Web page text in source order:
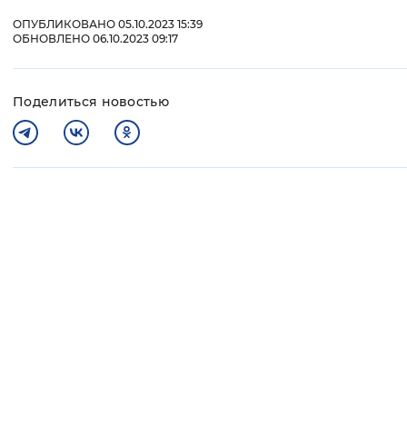
ОПУБЛИКОВАНО 05.10.2023 15:39
ОБНОВЛЕНО 06.10.2023 09:17
Поделиться новостью